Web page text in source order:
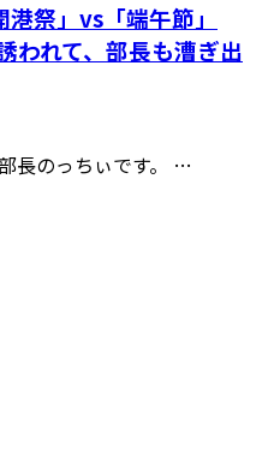
祭」vs「端午節」
われて、部長も漕ぎ出
長のっちぃです。 …